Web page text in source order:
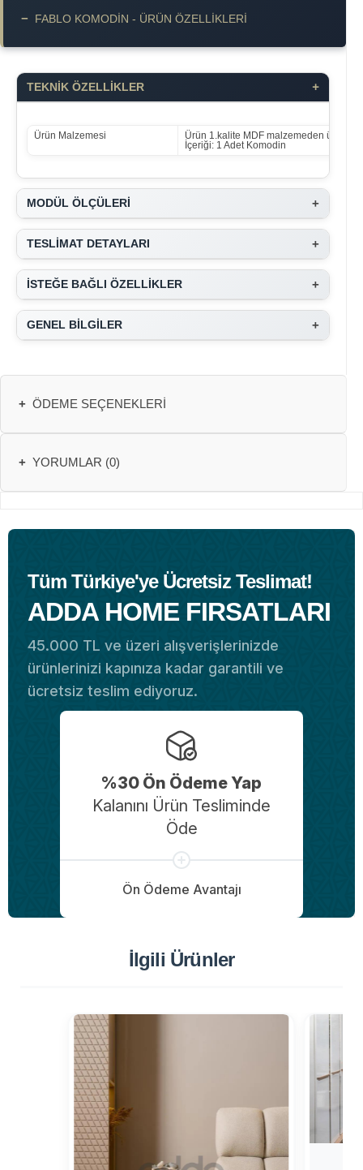
− FABLO KOMODIN - ÜRÜN ÖZELLIKLERI
TEKNİK ÖZELLİKLER +
Ürün Malzemesi
Ürün 1.kalite MDF malzemeden
İçeriği: 1 Adet Komodin
MODÜL ÖLÇÜLERİ +
TESLİMAT DETAYLARI +
İSTEĞE BAĞLI ÖZELLİKLER +
GENEL BİLGİLER +
+ ÖDEME SEÇENEKLERI
+ YORUMLAR (0)
Tüm Türkiye'ye Ücretsiz Teslimat!
ADDA HOME FIRSATLARI
45.000 TL ve üzeri alışverişlerinizde
ürünlerinizi kapınıza kadar garantili ve
ücretsiz teslim ediyoruz.
%30 Ön Ödeme Yap
Kalanını Ürün Tesliminde
Öde
Ön Ödeme Avantajı
İlgili Ürünler